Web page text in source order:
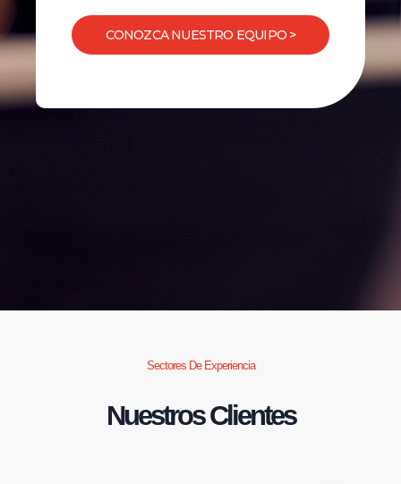
CONOZCA NUESTRO EQUIPO >
Sectores De Experiencia
Nuestros Clientes